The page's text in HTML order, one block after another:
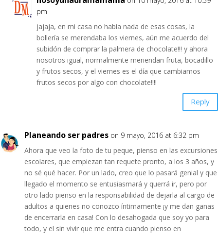
pm
jajaja, en mi casa no había nada de esas cosas, la
bollería se merendaba los viernes, aún me acuerdo del
subidón de comprar la palmera de chocolate!!! y ahora
nosotros igual, normalmente meriendan fruta, bocadillo
y frutos secos, y el viernes es el día que cambiamos
frutos secos por algo con chocolate!!!!
Reply
Planeando ser padres on 9 mayo, 2016 at 6:32 pm
Ahora que veo la foto de tu peque, pienso en las excursiones
escolares, que empiezan tan requete pronto, a los 3 años, y
no sé qué hacer. Por un lado, creo que lo pasará genial y que
llegado el momento se entusiasmará y querrá ir, pero por
otro lado pienso en la responsabilidad de dejarla al cargo de
adultos a quienes no conozco íntimamente ¡y me dan ganas
de encerrarla en casa! Con lo desahogada que soy yo para
todo, y el sin vivir que me entra cuando pienso en